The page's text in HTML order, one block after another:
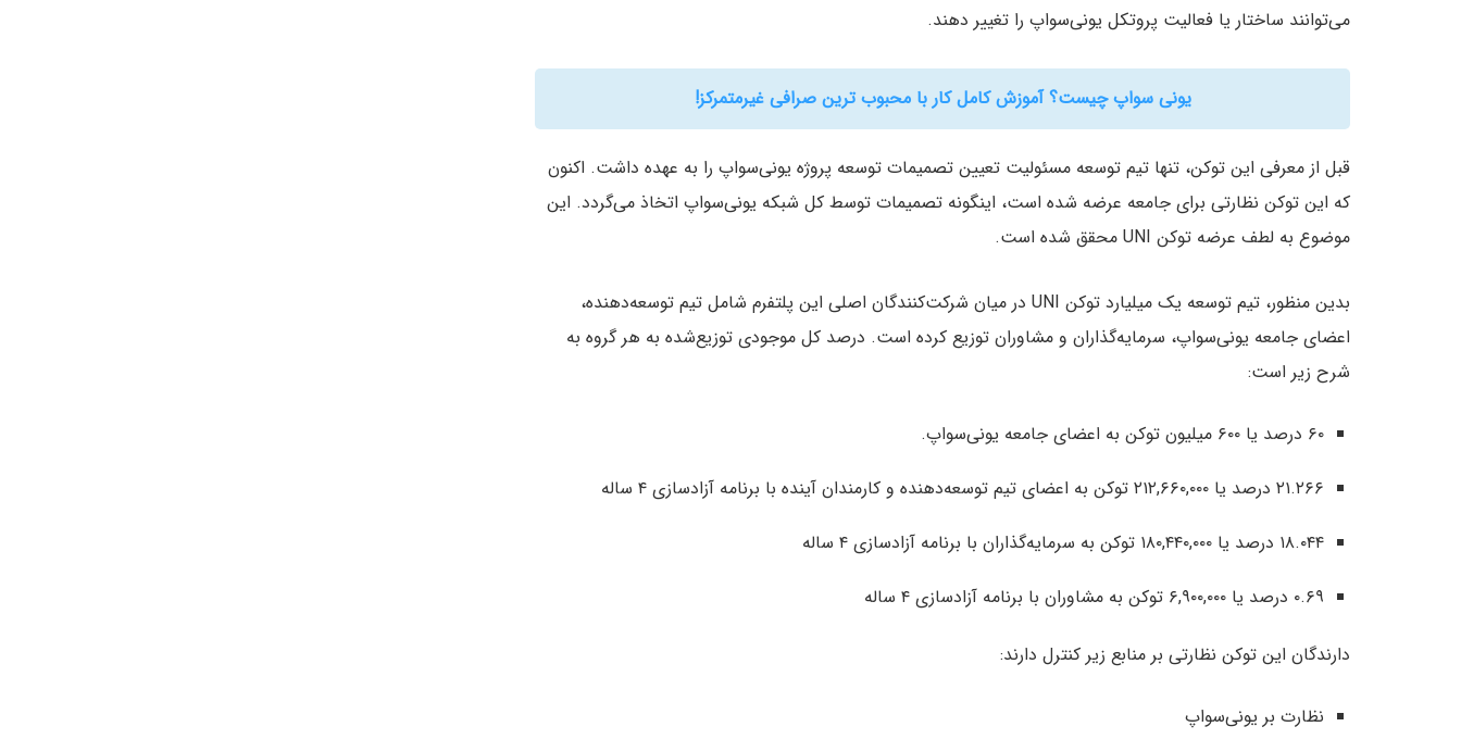
می‌توانند ساختار یا فعالیت پروتکل یونی‌سواپ را تغییر دهند.
یونی سواپ چیست؟ آموزش کامل کار با محبوب ترین صرافی غیرمتمرکز!
قبل از معرفی این توکن، تنها تیم توسعه مسئولیت تعیین تصمیمات توسعه‌ پروژه یونی‌سواپ را به عهده داشت. اکنون
که این توکن نظارتی برای جامعه عرضه شده است، اینگونه تصمیمات توسط کل شبکه یونی‌سواپ اتخاذ می‌گردد. این
موضوع به لطف عرضه توکن UNI محقق شده است.
بدین منظور، تیم توسعه یک‌ میلیارد توکن UNI در میان شرکت‌کنندگان اصلی این پلتفرم شامل تیم توسعه‌دهنده،
اعضای جامعه یونی‌سواپ، سرمایه‌گذاران و مشاوران توزیع کرده است. درصد کل موجودی توزیع‌شده به هر گروه به
شرح زیر است:
۶۰ درصد یا ۶۰۰ میلیون توکن به اعضای جامعه یونی‌سواپ.
۲۱.۲۶۶ درصد یا ۲۱۲,۶۶۰,۰۰۰ توکن به اعضای تیم توسعه‌دهنده و کارمندان آینده با برنامه آزادسازی ۴ ساله
۱۸.۰۴۴ درصد یا ۱۸۰,۴۴۰,۰۰۰ توکن به سرمایه‌گذاران با برنامه آزادسازی ۴ ساله
۰.۶۹ درصد یا ۶,۹۰۰,۰۰۰ توکن به مشاوران با برنامه آزادسازی ۴ ساله
دارندگان این توکن نظارتی بر منابع زیر کنترل دارند:
نظارت بر یونی‌سواپ